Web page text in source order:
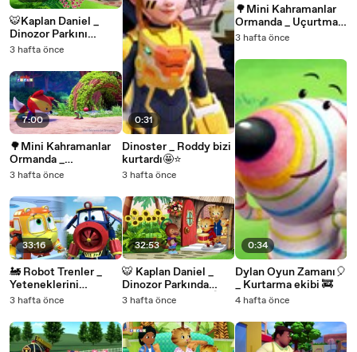
🐯Kaplan Daniel _
Dinozor Parkını
Keşfediyor! 🌿🦖
3 hafta önce
7:00
🌳Mini Kahramanlar
Ormanda _
Boyanacak Bir Şey
3 hafta önce
33:16
🚂 Robot Trenler _
Yeteneklerini
Keşfediyorlar!🚆✨
3 hafta önce
0:31
Dinoster _ Roddy bizi
kurtardı🤩⭐
3 hafta önce
32:53
🐯 Kaplan Daniel _
Dinozor Parkında
Unutulmaz Anlar! 🦕
3 hafta önce
🌳Mini Kahramanlar
Ormanda _ Uçurtma
Kurtarma _ 14.
3 hafta önce
0:34
Dylan Oyun Zamanı🎈
_ Kurtarma ekibi 🚒
4 hafta önce